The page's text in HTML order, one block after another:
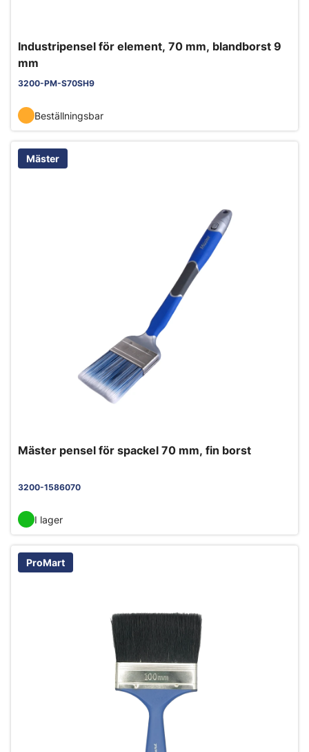
Industripensel för element, 70 mm, blandborst 9
mm
3200-PM-S70SH9
Beställningsbar
Mäster
Mäster pensel för spackel 70 mm, fin borst
3200-1586070
I lager
ProMart